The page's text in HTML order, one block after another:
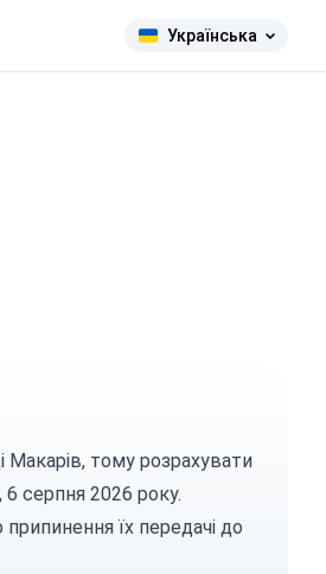
Українська
Макарів, тому розрахувати
серпня 2026 року.
їх передачі до